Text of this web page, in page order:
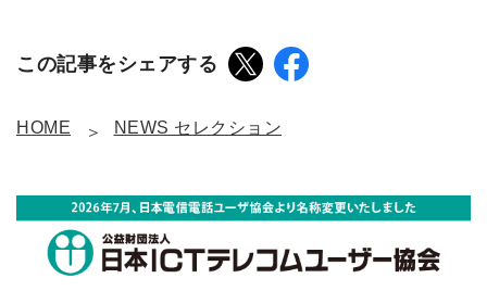
この記事をシェアする
HOME NEWS セレクション